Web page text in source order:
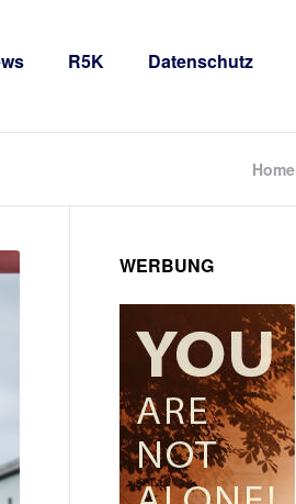
R5K Datenschutz
Home
WERBUNG